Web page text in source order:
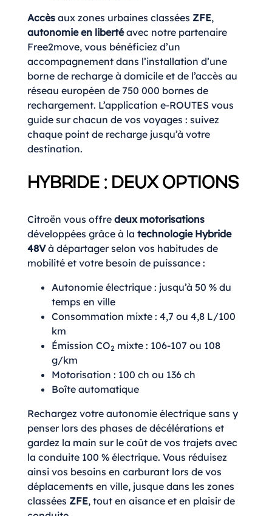
Accès aux zones urbaines classées ZFE,
autonomie en libertéavec notre partenaire
Free2move, vous bénéficiez d’un
accompagnement dans l’installation d’une
borne de recharge à domicile et de l’accès au
réseau européen de 750 000 bornes de
rechargement. L’application e-ROUTES vous
guide sur chacun de vos voyages : suivez
chaque point de recharge jusqu’à votre
destination.
HYBRIDE : DEUX OPTIONS
Citroën vous offre deux motorisations
développées grâce à la technologie Hybride
48Và départager selon vos habitudes de
mobilité et votre besoin de puissance :
Autonomie électrique : jusqu’à 50 % du
temps en ville
Consommation mixte : 4,7 ou 4,8 L/100
km
Émission CO2 mixte : 106-107 ou 108
g/km
Motorisation : 100 ch ou 136 ch
Boîte automatique
Rechargez votre autonomie électrique sans y
penser lors des phases de décélérations et
gardez la main sur le coût de vos trajets avec
la conduite 100 % électrique. Vous réduisez
ainsi vos besoins en carburant lors de vos
déplacements en ville, jusque dans les zones
classées ZFE, tout en aisance et en plaisir de